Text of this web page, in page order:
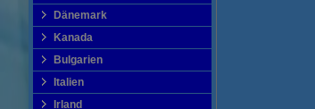
Dänemark
Kanada
Bulgarien
Italien
Irland